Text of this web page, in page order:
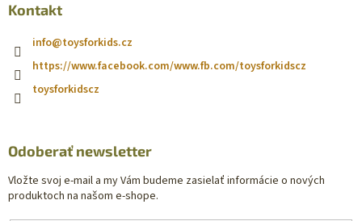
Kontakt
info@toysforkids.cz
https://www.facebook.com/www.fb.com/toysforkidscz
toysforkidscz
Odoberať newsletter
Vložte svoj e-mail a my Vám budeme zasielať informácie o nových
produktoch na našom e-shope.